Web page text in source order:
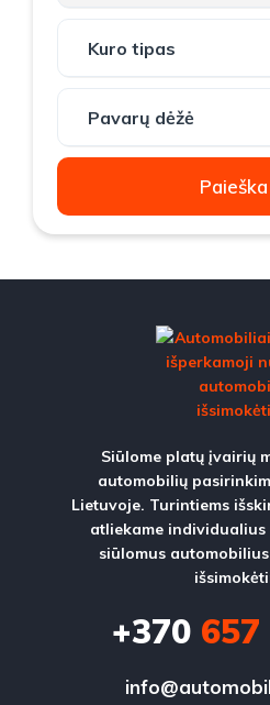
Paieška
Siūlome platų įvairių
automobilių
Lietuvoje. Turintiems
atliekame individualius
siūlomus
+370 657